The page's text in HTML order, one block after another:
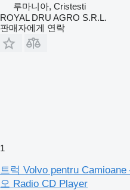
루마니아, Cristesti
ROYAL DRU AGRO S.R.L.
판매자에게 연락
1
트럭 Volvo pentru
오 Radio CD Player